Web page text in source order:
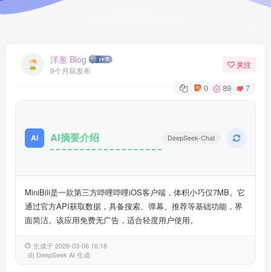
洋葱 Blog
9个月前发布
关注
0 89 7
AI AI摘要介绍 DeepSeek-Chat
MiniBili是一款第三方哔哩哔哩iOS客户端，体积小巧仅7MB。它
通过官方API获取数据，具备搜索、弹幕、推荐等基础功能，界
面简洁。该应用免费无广告，适合轻度用户使用。
生成于 2026-03-06 16:18
由 DeepSeek AI 生成